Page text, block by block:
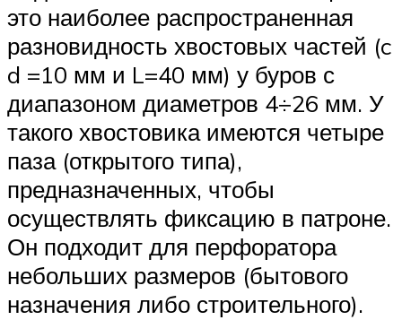
это наиболее распространенная
разновидность хвостовых частей (c
d =10 мм и L=40 мм) у буров с
диапазоном диаметров 4÷26 мм. У
такого хвостовика имеются четыре
паза (открытого типа),
предназначенных, чтобы
осуществлять фиксацию в патроне.
Он подходит для перфоратора
небольших размеров (бытового
назначения либо строительного).